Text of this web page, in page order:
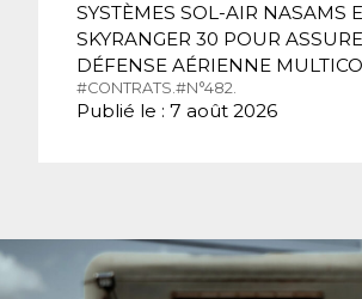
SYSTÈMES SOL-AIR NASAMS
SKYRANGER 30 POUR
DÉFENSE AÉRIENNE
#CONTRATS.#N°482.
Publié le : 7 août 2026